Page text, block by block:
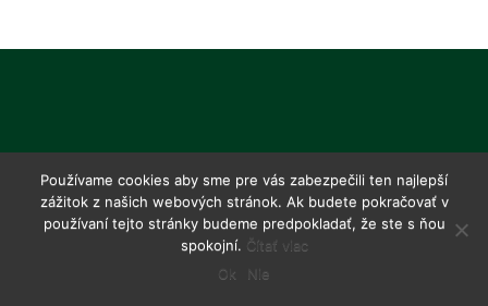
Používame cookies aby sme pre vás zabezpečili ten najlepší
zážitok z našich webových stránok. Ak budete pokračovať v
používaní tejto stránky budeme predpokladať, že ste s ňou
spokojní. Čítať viac
Ok
Nie